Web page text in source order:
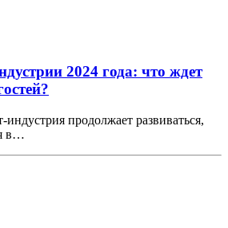
2024 года: что ждет
продолжает развиваться,
в…